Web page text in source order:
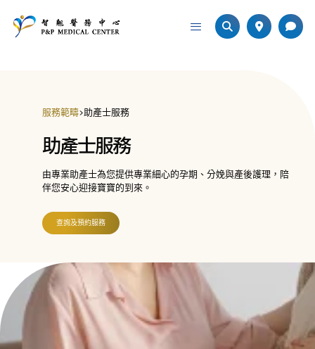
服務範疇>助產士服務
助產士服務
由專業助產士為您提供專業細心的孕期、分娩與產後護理，陪
伴您安心迎接寶寶的到來。
查詢及預約服務